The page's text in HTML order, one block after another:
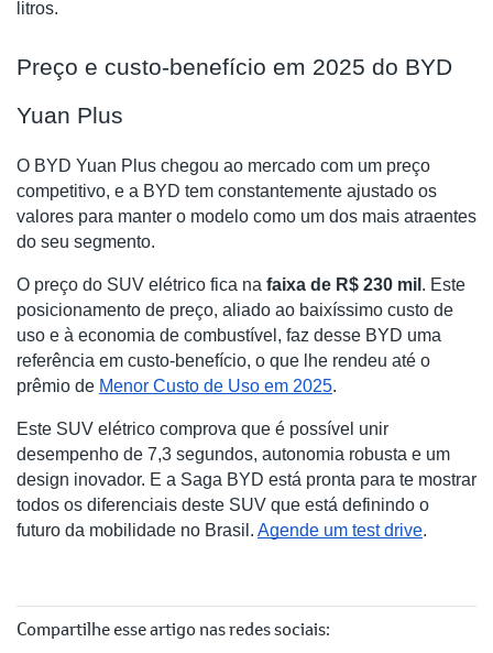
litros.
Preço e custo-benefício em 2025 do BYD
Yuan Plus
O BYD Yuan Plus chegou ao mercado com um preço
competitivo, e a BYD tem constantemente ajustado os
valores para manter o modelo como um dos mais atraentes
do seu segmento.
O preço do SUV elétrico fica na faixa de R$ 230 mil . Este
posicionamento de preço, aliado ao baixíssimo custo de
uso e à economia de combustível, faz desse BYD uma
referência em custo-benefício, o que lhe rendeu até o
prêmio de Menor Custo de Uso em 2025.
Este SUV elétrico comprova que é possível unir
desempenho de 7,3 segundos, autonomia robusta e um
design inovador. E a Saga BYD está pronta para te mostrar
todos os diferenciais deste SUV que está definindo o
futuro da mobilidade no Brasil. Agende um test drive.
Compartilhe esse artigo nas redes sociais: